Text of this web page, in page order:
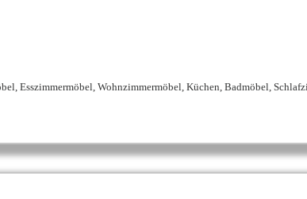
Esszimmermöbel, Wohnzimmermöbel, Küchen, Badmöbel,